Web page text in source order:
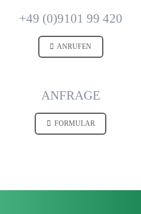
+49 (0)9101 99 420
ANRUFEN
ANFRAGE
FORMULAR